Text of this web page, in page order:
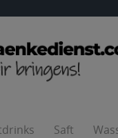
Saft